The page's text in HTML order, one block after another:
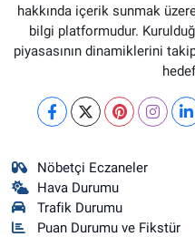
hakkında içerik sunmak
bilgi platformudur.
piyasasının dinamiklerini
Nöbetçi Eczaneler
Hava Durumu
Trafik Durumu
Puan Durumu ve Fikstür